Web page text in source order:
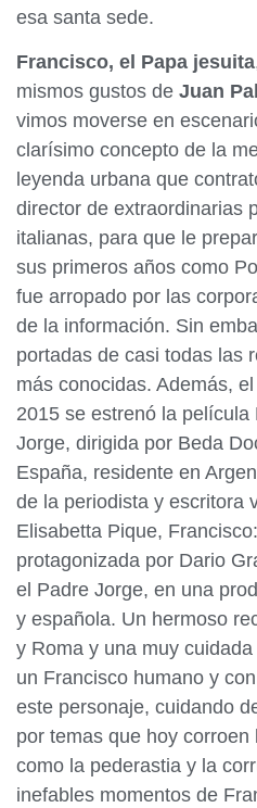
esa santa sede.
Francisco, el Papa jesuita
mismos gustos de Juan
vimos moverse en
clarísimo concepto de la
leyenda urbana que
director de extraordinarias
italianas, para que le
sus primeros años como
fue arropado por las
de la información. Sin
portadas de casi todas las
más conocidas. Además,
2015 se estrenó la
Jorge, dirigida por Beda
España, residente en
de la periodista y escritora
Elisabetta Pique,
protagonizada por Dario
el Padre Jorge, en una
y española. Un hermoso
y Roma y una muy
un Francisco humano y
este personaje, cuidando
por temas que hoy
como la pederastia y la
inefables momentos de